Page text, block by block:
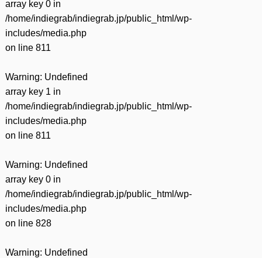
array key 0 in
/home/indiegrab/indiegrab.jp/public_html/wp-
includes/media.php
on line 811
Warning: Undefined
array key 1 in
/home/indiegrab/indiegrab.jp/public_html/wp-
includes/media.php
on line 811
Warning: Undefined
array key 0 in
/home/indiegrab/indiegrab.jp/public_html/wp-
includes/media.php
on line 828
Warning: Undefined